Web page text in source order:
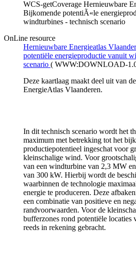
WCS-getCoverage Hernieuwbare
Bijkomende potentiÃ«le
windturbines - technisch scenario
OnLine resource
Hernieuwbare Energieatlas
potentiële energieproductie vanuit
scenario ( WWW:DOWNLOAD-
Deze kaartlaag maakt deel uit van
EnergieAtlas Vlaanderen.
In dit technisch scenario wordt het
maximum met betrekking tot het
productiepotentieel ingeschat voor
kleinschalige wind. Voor
van een windturbine van 2,3 MW
van 300 kW. Hierbij wordt de
waarbinnen de technologie
energie te produceren. Deze
een combinatie van positieve en
randvoorwaarden. Voor de
bufferzones rond potentiële locaties
reeds in rekening gebracht.